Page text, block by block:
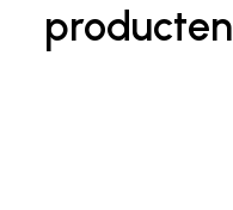
producten